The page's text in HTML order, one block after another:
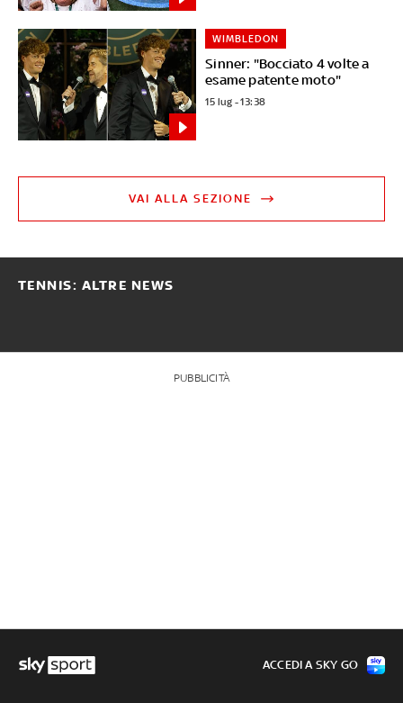
Sinner: "Bocciato 4 volte a
esame patente moto"
WIMBLEDON
15 lug - 13:38
VAI ALLA SEZIONE
TENNIS: ALTRE NEWS
PUBBLICITÀ
ACCEDI A SKY GO